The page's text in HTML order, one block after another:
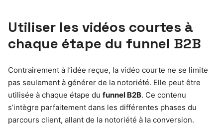
Utiliser les vidéos courtes à
chaque étape du funnel B2B
Contrairement à l’idée reçue, la vidéo courte ne se limite
pas seulement à générer de la notoriété. Elle peut être
utilisée à chaque étape du funnel B2B. Ce contenu
s’intègre parfaitement dans les différentes phases du
parcours client, allant de la notoriété à la conversion.